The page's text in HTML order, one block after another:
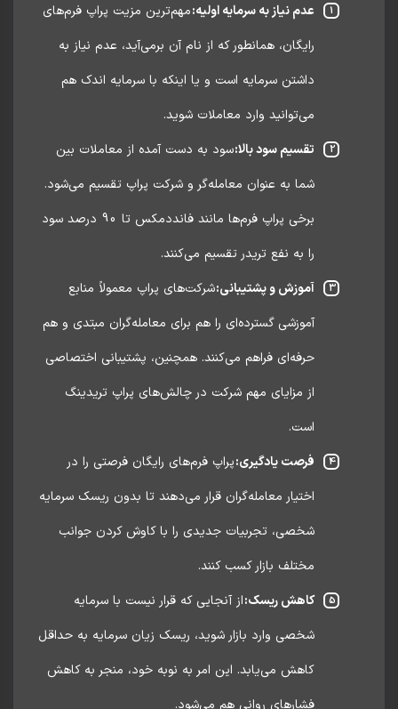
عدم نیاز به سرمایه اولیه:مهم‌ترین مزیت پراپ فرم‌های
رایگان، همانطور که از نام آن برمی‌آید، عدم نیاز به
داشتن سرمایه است و یا اینکه با سرمایه اندک هم
می‌توانید وارد معاملات شوید.
تقسیم سود بالا:سود به دست آمده از معاملات بین
شما به عنوان معامله‌گر و شرکت پراپ تقسیم می‌شود.
برخی پراپ فرم‌ها مانند فانددمکس تا 90 درصد سود
را به نفع تریدر تقسیم می‌کنند.
آموزش و پشتیبانی:شرکت‌های پراپ معمولاً منابع
آموزشی گسترده‌ای را هم برای معامله‌گران مبتدی و هم
حرفه‌ای فراهم می‌کنند. همچنین، پشتیبانی اختصاصی
از مزایای مهم شرکت در چالش‌های پراپ تریدینگ
فرصت یادگیری:پراپ فرم‌های رایگان فرصتی را در
اختیار معامله‌گران قرار می‌دهند تا بدون ریسک سرمایه
شخصی، تجربیات جدیدی را با کاوش کردن جوانب
مختلف بازار کسب کنند.
کاهش ریسک:از آنجایی که قرار نیست با سرمایه
شخصی وارد بازار شوید، ریسک زیان سرمایه به حداقل
کاهش می‌یابد. این امر به نوبه خود، منجر به کاهش
فشارهای روانی هم می‌شود.